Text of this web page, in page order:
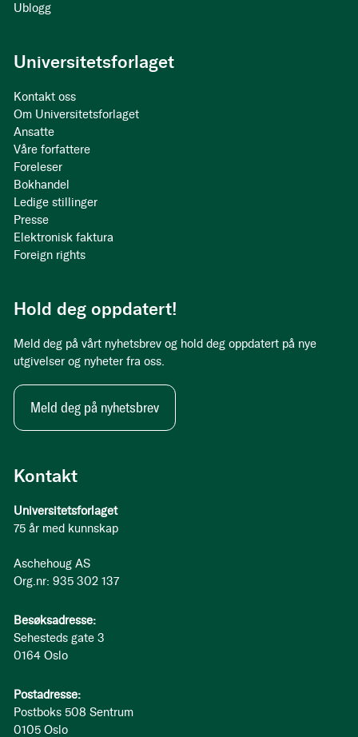
Kontakt
Universitetsforlaget
75 år med kunnskap
Aschehoug AS
Org.nr: 935 302 137
Besøksadresse:
Sehesteds gate 3
0164 Oslo
Postadresse:
Postboks 508 Sentrum
0105 Oslo
Ublogg
Universitetsforlaget
Kontakt oss
Om Universitetsforlaget
Ansatte
Våre forfattere
Foreleser
Bokhandel
Ledige stillinger
Presse
Elektronisk faktura
Foreign rights
Hold deg oppdatert!
Meld deg på vårt nyhetsbrev og hold deg oppdatert på nye
utgivelser og nyheter fra oss.
Meld deg på nyhetsbrev